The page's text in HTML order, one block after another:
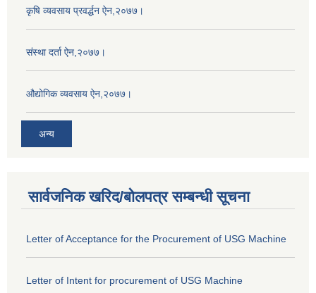
कृषि व्यवसाय प्रवर्द्धन ऐन,२०७७।
संस्था दर्ता ऐन,२०७७।
औद्योगिक व्यवसाय ऐन,२०७७।
अन्य
सार्वजनिक खरिद/बोलपत्र सम्बन्धी सूचना
Letter of Acceptance for the Procurement of USG Machine
Letter of Intent for procurement of USG Machine